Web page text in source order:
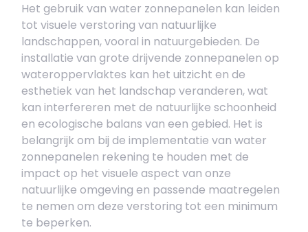
Het gebruik van water zonnepanelen kan leiden
tot visuele verstoring van natuurlijke
landschappen, vooral in natuurgebieden. De
installatie van grote drijvende zonnepanelen op
wateroppervlaktes kan het uitzicht en de
esthetiek van het landschap veranderen, wat
kan interfereren met de natuurlijke schoonheid
en ecologische balans van een gebied. Het is
belangrijk om bij de implementatie van water
zonnepanelen rekening te houden met de
impact op het visuele aspect van onze
natuurlijke omgeving en passende maatregelen
te nemen om deze verstoring tot een minimum
te beperken.